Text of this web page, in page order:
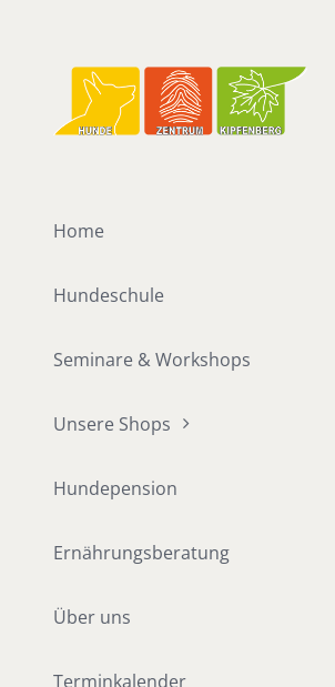
Home
Hundeschule
Seminare & Workshops
Unsere Shops
Hundepension
Ernährungsberatung
Über uns
Terminkalender